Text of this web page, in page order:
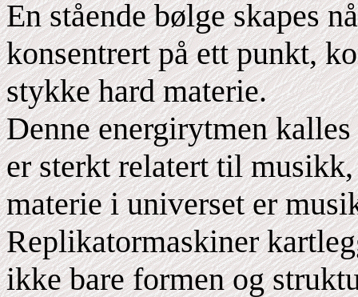
En stående bølge skapes
konsentrert på ett punkt,
stykke hard materie.
Denne energirytmen
er sterkt relatert til
materie i universet er
Replikatormaskiner
ikke bare formen og